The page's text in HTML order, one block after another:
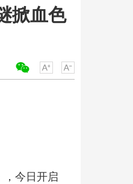
掀血色
，今日开启